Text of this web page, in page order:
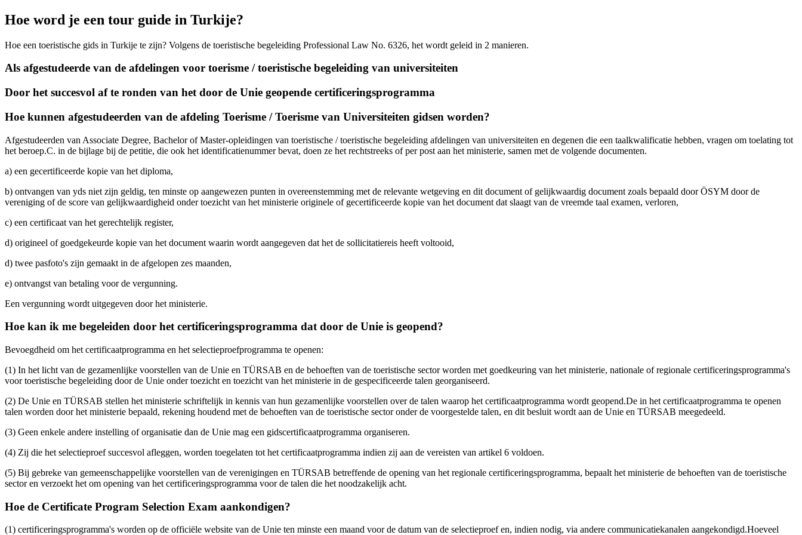
Hoe word je een tour guide in Turkije?
Hoe een toeristische gids in Turkije te zijn? Volgens de toeristische begeleiding Professional Law No. 6326, het wordt geleid in 2 manieren.
Als afgestudeerde van de afdelingen voor toerisme / toeristische begeleiding van universiteiten
Door het succesvol af te ronden van het door de Unie geopende certificeringsprogramma
Hoe kunnen afgestudeerden van de afdeling Toerisme / Toerisme van Universiteiten gidsen worden?
Afgestudeerden van Associate Degree, Bachelor of Master-opleidingen van toeristische / toeristische begeleiding afdelingen van universiteiten en degenen die een taalkwalificatie hebben, vragen om toelating tot
het beroep.C. in de bijlage bij de petitie, die ook het identificatienummer bevat, doen ze het rechtstreeks of per post aan het ministerie, samen met de volgende documenten.
a) een gecertificeerde kopie van het diploma,
b) ontvangen van yds niet zijn geldig, ten minste op aangewezen punten in overeenstemming met de relevante wetgeving en dit document of gelijkwaardig document zoals bepaald door ÖSYM door de
vereniging of de score van gelijkwaardigheid onder toezicht van het ministerie originele of gecertificeerde kopie van het document dat slaagt van de vreemde taal examen, verloren,
c) een certificaat van het gerechtelijk register,
d) origineel of goedgekeurde kopie van het document waarin wordt aangegeven dat het de sollicitatiereis heeft voltooid,
d) twee pasfoto's zijn gemaakt in de afgelopen zes maanden,
e) ontvangst van betaling voor de vergunning.
Een vergunning wordt uitgegeven door het ministerie.
Hoe kan ik me begeleiden door het certificeringsprogramma dat door de Unie is geopend?
Bevoegdheid om het certificaatprogramma en het selectieproefprogramma te openen:
(1) In het licht van de gezamenlijke voorstellen van de Unie en TÜRSAB en de behoeften van de toeristische sector worden met goedkeuring van het ministerie, nationale of regionale certificeringsprogramma's
voor toeristische begeleiding door de Unie onder toezicht en toezicht van het ministerie in de gespecificeerde talen georganiseerd.
(2) De Unie en TÜRSAB stellen het ministerie schriftelijk in kennis van hun gezamenlijke voorstellen over de talen waarop het certificaatprogramma wordt geopend.De in het certificaatprogramma te openen
talen worden door het ministerie bepaald, rekening houdend met de behoeften van de toeristische sector onder de voorgestelde talen, en dit besluit wordt aan de Unie en TÜRSAB meegedeeld.
(3) Geen enkele andere instelling of organisatie dan de Unie mag een gidscertificaatprogramma organiseren.
(4) Zij die het selectieproef succesvol afleggen, worden toegelaten tot het certificaatprogramma indien zij aan de vereisten van artikel 6 voldoen.
(5) Bij gebreke van gemeenschappelijke voorstellen van de verenigingen en TÜRSAB betreffende de opening van het regionale certificeringsprogramma, bepaalt het ministerie de behoeften van de toeristische
sector en verzoekt het om opening van het certificeringsprogramma voor de talen die het noodzakelijk acht.
Hoe de Certificate Program Selection Exam aankondigen?
(1) certificeringsprogramma's worden op de officiële website van de Unie ten minste een maand voor de datum van de selectieproef en, indien nodig, via andere communicatiekanalen aangekondigd.Hoeveel